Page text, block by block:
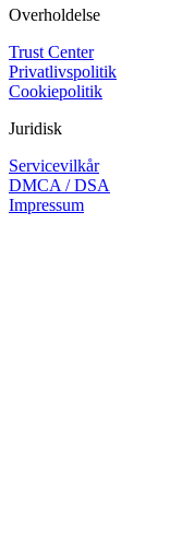
Overholdelse
Trust Center
Privatlivspolitik
Cookiepolitik
Juridisk
Servicevilkår
DMCA / DSA
Impressum